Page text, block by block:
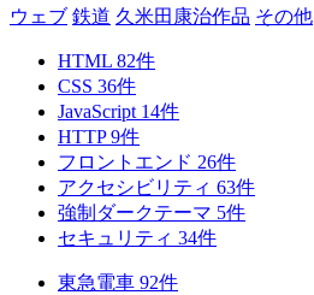
ウェブ 鉄道 久米田康治作品 その他
HTML 82件
CSS 36件
JavaScript 14件
HTTP9件
フロントエンド 26件
アクセシビリティ 63件
強制ダークテーマ 5件
セキュリティ 34件
東急電車 92件